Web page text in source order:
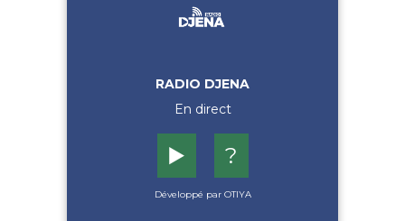
RADIO DJENA
En direct
▶️ ?
Développé par OTIYA